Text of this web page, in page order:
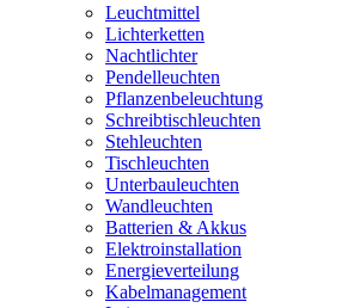
Leuchtmittel
Lichterketten
Nachtlichter
Pendelleuchten
Pflanzenbeleuchtung
Schreibtischleuchten
Stehleuchten
Tischleuchten
Unterbauleuchten
Wandleuchten
Batterien & Akkus
Elektroinstallation
Energieverteilung
Kabelmanagement